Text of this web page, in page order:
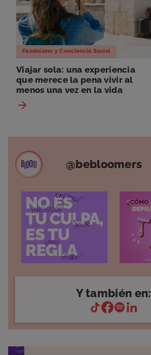
Feminismo y Conciencia Social
Viajar sola: una experiencia
que merece la pena vivir al
menos una vez en la vida
@bebloomers
Y también en: